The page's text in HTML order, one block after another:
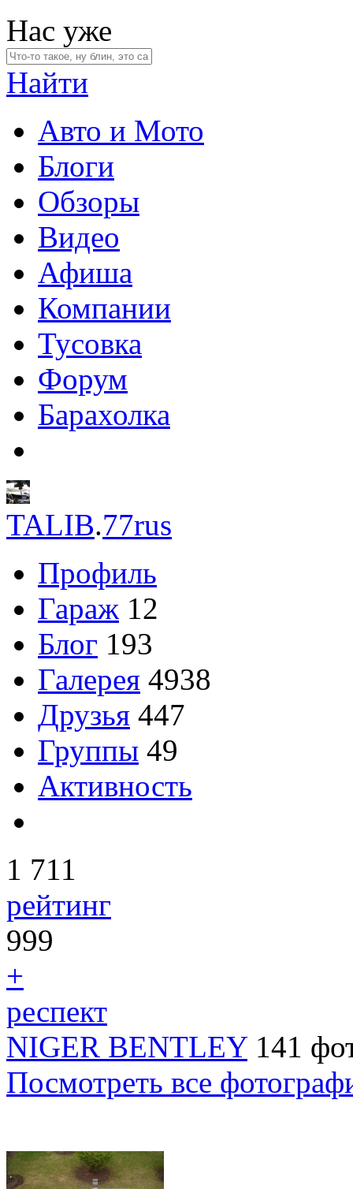
Нас уже
Найти
Авто и Мото
Блоги
Обзоры
Видео
Афиша
Компании
Тусовка
Форум
Барахолка
TALIB.77rus
Профиль
Гараж 12
Блог 193
Галерея 4938
Друзья 447
Группы 49
Активность
1 711
рейтинг
999
+
респект
NIGER BENTLEY 141
Посмотреть все